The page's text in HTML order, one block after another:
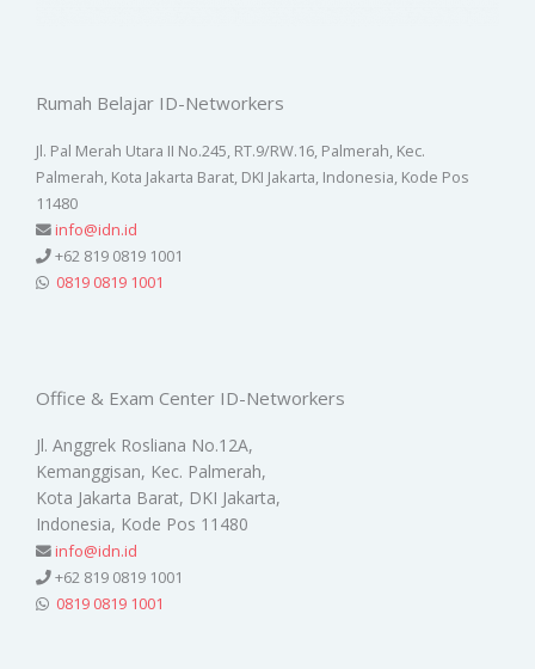
Rumah Belajar ID-Networkers
Jl. Pal Merah Utara II No.245, RT.9/RW.16, Palmerah, Kec.
Palmerah, Kota Jakarta Barat, DKI Jakarta, Indonesia, Kode Pos
11480
info@idn.id
+62 819 0819 1001
0819 0819 1001
Office & Exam Center ID-Networkers
Jl. Anggrek Rosliana No.12A,
Kemanggisan, Kec. Palmerah,
Kota Jakarta Barat, DKI Jakarta,
Indonesia, Kode Pos 11480
info@idn.id
+62 819 0819 1001
0819 0819 1001